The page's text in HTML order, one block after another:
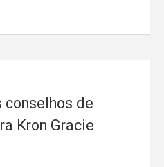
conselhos de
Kron Gracie